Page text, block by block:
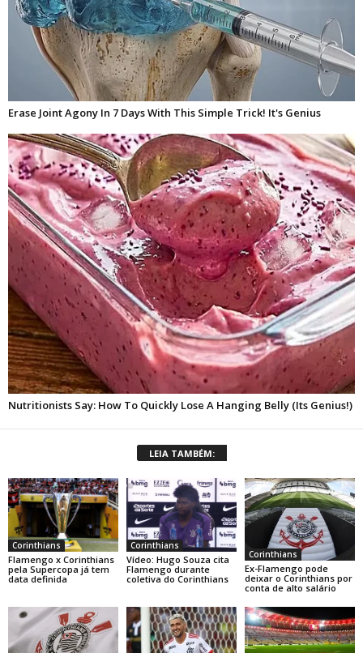
LEIA TAMBÉM:
Corinthians
Flamengo x Corinthians
pela Supercopa já tem
data definida
Corinthians
Vídeo: Hugo Souza cita
Flamengo durante
coletiva do Corinthians
Corinthians
Ex-Flamengo pode
deixar o Corinthians por
conta de alto salário